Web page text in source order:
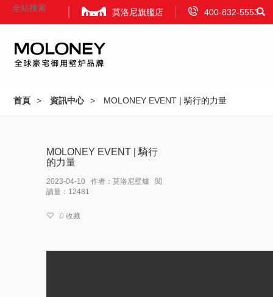
400-832-5553
莫洛尼旗艦店
首頁
項目案例
Projects
資訊中心
視頻
首頁 > 資訊中心 > MOLONEY EVENT | 騎行的力量
MOLONEY EVENT | 騎行
的力量
2023-04-10 作者：莫洛尼壁爐 閱
讀量：12481
0 收藏